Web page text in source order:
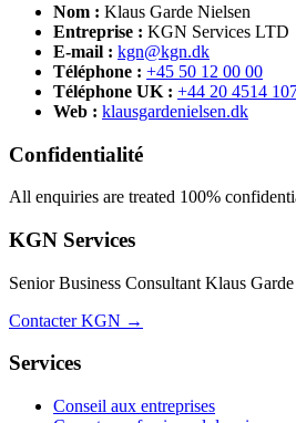
Nom : Klaus Garde Nielsen
Entreprise : KGN Services LTD
E-mail : kgn@kgn.dk
Téléphone : +45 50 12 00 00
Téléphone UK : +44 20 4514
Web : klausgardenielsen.dk
Confidentialité
All enquiries are treated 100%
KGN Services
Senior Business Consultant Klaus
Contacter KGN →
Services
Conseil aux entreprises